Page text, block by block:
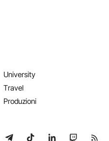
University
Travel
Produzioni
su WhatsApp
Seguici su Telegram
Seguici su TikTok
Seguici su
Seguici